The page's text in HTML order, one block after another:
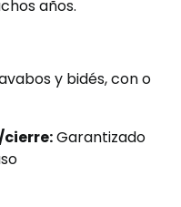
años.
y bidés, con o
Garantizado